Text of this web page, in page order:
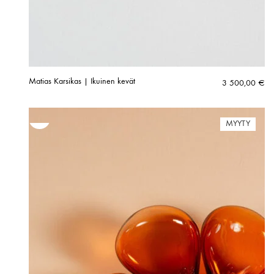
Matias Karsikas | Ikuinen kevät 3 500,00 €
MYYTY